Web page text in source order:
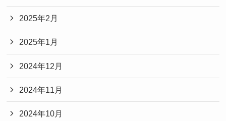
2025年2月
2025年1月
2024年12月
2024年11月
2024年10月